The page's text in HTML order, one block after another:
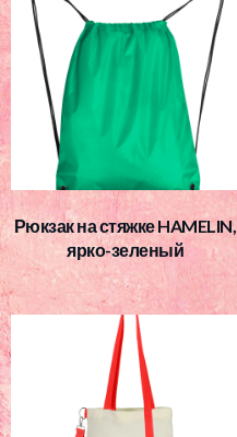
Рюкзак на стяжке HAMELIN,
ярко-зеленый